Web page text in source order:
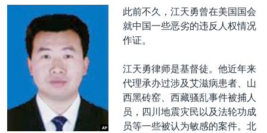
到
美洲
全球议题
劳工
环境
美中关系
美国建国250周年
埃博拉疫情
美国之音专访
重要讲话与声明
中文广播
关注我们
此前不久，江天勇曾在美国国会
就中国一些恶劣的违反人权情况
作证。
江天勇律师是基督徒。他近年来
代理承办过涉及艾滋病患者、山
西黑砖窑、西藏骚乱事件被捕人
员，四川地震灾民以及法轮功成
员等一些被认为敏感的案件。北